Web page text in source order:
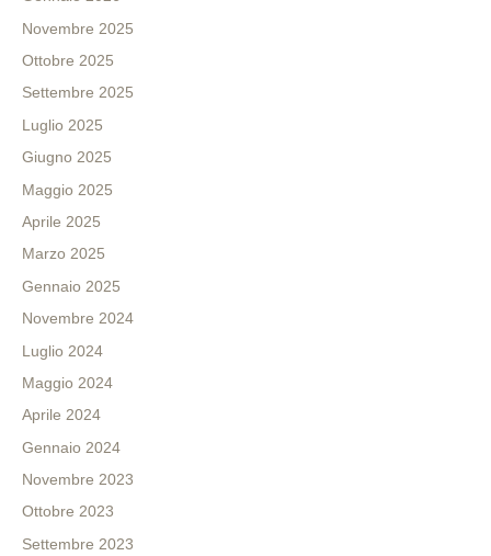
Novembre 2025
Ottobre 2025
Settembre 2025
Luglio 2025
Giugno 2025
Maggio 2025
Aprile 2025
Marzo 2025
Gennaio 2025
Novembre 2024
Luglio 2024
Maggio 2024
Aprile 2024
Gennaio 2024
Novembre 2023
Ottobre 2023
Settembre 2023